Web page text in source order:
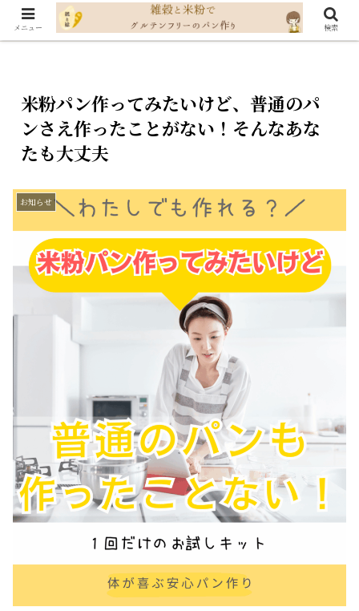
米粉パン作ってみたいけど、普通のパ
ンさえ作ったことがない！そんなあな
たも大丈夫
お知らせ
メニュー 検索